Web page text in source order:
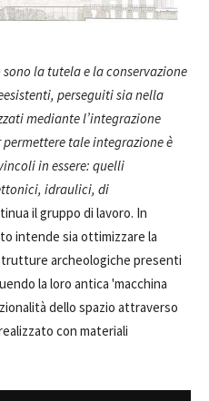
la tutela e la conservazione
perseguiti sia nella
mediante l’integrazione
tale integrazione è
in essere: quelli
idraulici, di
il gruppo di lavoro. In
intende sia ottimizzare la
archeologiche presenti
la loro antica 'macchina
dello spazio attraverso
con materiali